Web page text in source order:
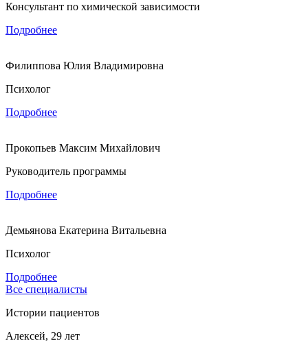
Консультант по химической зависимости
Подробнее
Филиппова Юлия Владимировна
Психолог
Подробнее
Прокопьев Максим Михайлович
Руководитель программы
Подробнее
Демьянова Екатерина Витальевна
Психолог
Подробнее
Все специалисты
Истории пациентов
Алексей, 29 лет